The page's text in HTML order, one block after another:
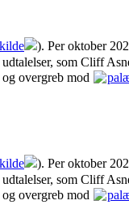
kilde
). Per oktober
som Cliff
overgreb mod
kilde
). Per oktober
som Cliff
overgreb mod